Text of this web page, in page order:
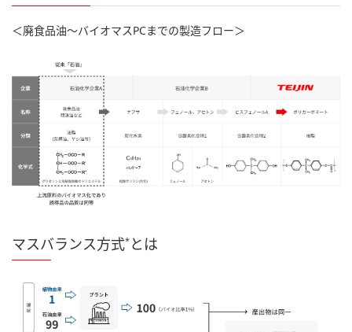
＜廃食品油～バイオマスPCまでの製造フロー＞
マスバランス方式* とは